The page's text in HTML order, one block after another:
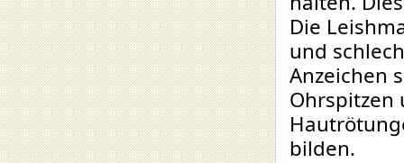
Die
und
Anzeichen
Ohrspitzen
bilden.